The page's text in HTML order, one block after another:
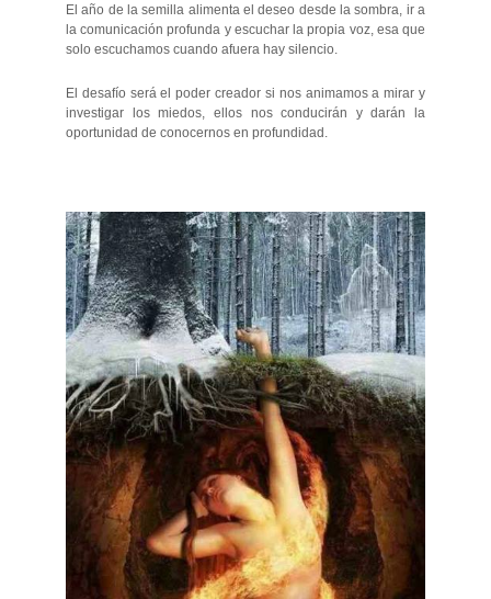
El año de la semilla alimenta el deseo desde la sombra, ir a
la comunicación profunda y escuchar la propia voz, esa que
solo escuchamos cuando afuera hay silencio.
El desafío será el poder creador si nos animamos a mirar y
investigar los miedos, ellos nos conducirán y darán la
oportunidad de conocernos en profundidad.